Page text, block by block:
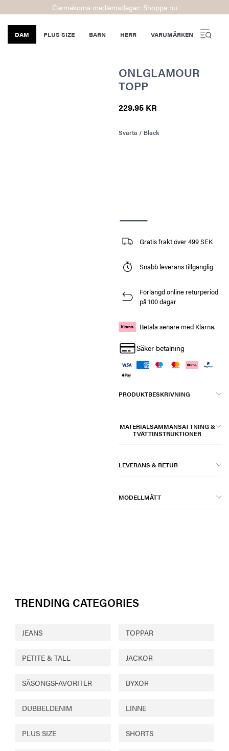
Carmakoma medlemsdagar: Shoppa nu
DAM PLUS SIZE BARN HERR VARUMÄRKEN
ONLGLAMOUR
TOPP
229.95 KR
Svarta / Black
Gratis frakt över 499 SEK
Snabb leverans tillgänglig
Förlängd online returperiod
på 100 dagar
Betala senare med Klarna.
Säker betalning
PRODUKTBESKRIVNING
MATERIALSAMMANSÄTTNING &
TVÄTTINSTRUKTIONER
LEVERANS & RETUR
MODELLMÅTT
TRENDING CATEGORIES
JEANS TOPPAR
PETITE & TALL JACKOR
SÄSONGSFAVORITER BYXOR
DUBBELDENIM LINNE
PLUS SIZE SHORTS